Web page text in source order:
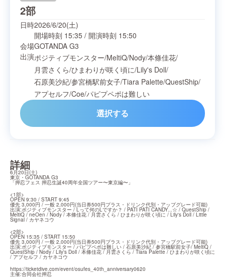
2部
日時2026/6/20(土)
開場時刻 15:35 / 開演時刻 15:50
会場GOTANDA G3
出演ポジティブモンスター/MeltiQ/Nody/本條佳花/
月雲さくら/ひまわりが咲く頃に/Lily's Doll/
石原美沙紀/参宮橋駅前女子/Tiara Palette/QuestShip/
アプセルフ/Coe/パピプペポは難しい
選択する
詳細
6月20日(土)
東京・GOTANDA G3
「押忍フェス 押忍生誕40周年全国ツアー〜東京編〜」
<1部>
OPEN 9:30 / START 9:45
優先 3,000円 / 一般 2,000円(当日券500円プラス・ドリンク代別・アップグレード可能)
出演:ポジティブモンスター / Lって何のLですか？ / PATI PATI CANDY...☆ / QuestShip /
MeltiQ / neOen / Nody / 本條佳花 / 月雲さくら / ひまわりが咲く頃に / Lily's Doll / Little
Signal / カヤネコウ
<2部>
OPEN 15:35 / START 15:50
優先 3,000円 / 一般 2,000円(当日券500円プラス・ドリンク代別・アップグレード可能)
出演:ポジティブモンスター / パピプペポは難しい / 石原美沙紀 / 参宮橋駅前女子/ MeltiQ /
QuestShip / Nody / Lily's Doll / 本條佳花 / 月雲さくら / Tiara Palette / ひまわりが咲く頃に
/ アプセルフ / カヤネコウ
https://ticketdive.com/event/osufes_40th_anniversary0620
主催:合同会社押忍